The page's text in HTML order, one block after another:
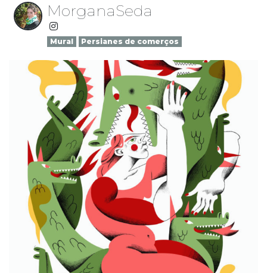
MorganaSeda
Mural Persianes de comerços